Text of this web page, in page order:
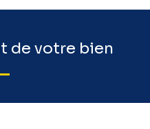
de votre bien